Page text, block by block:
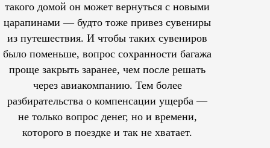
такого домой он может вернуться с новыми
царапинами — будто тоже привез сувениры
из путешествия. И чтобы таких сувениров
было поменьше, вопрос сохранности багажа
проще закрыть заранее, чем после решать
через авиакомпанию. Тем более
разбирательства о компенсации ущерба —
не только вопрос денег, но и времени,
которого в поездке и так не хватает.